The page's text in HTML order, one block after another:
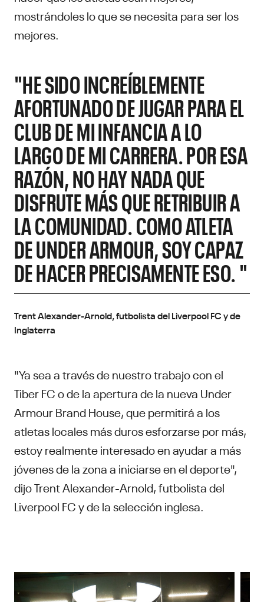
mostrándoles lo que se necesita para ser los
mejores.
"HE SIDO INCREÍBLEMENTE
AFORTUNADO DE JUGAR PARA EL
CLUB DE MI INFANCIA A LO
LARGO DE MI CARRERA. POR ESA
RAZÓN, NO HAY NADA QUE
DISFRUTE MÁS QUE RETRIBUIR A
LA COMUNIDAD. COMO ATLETA
DE UNDER ARMOUR, SOY CAPAZ
DE HACER PRECISAMENTE ESO. "
Trent Alexander-Arnold, futbolista del Liverpool FC y de
Inglaterra
"Ya sea a través de nuestro trabajo con el
Tiber FC o de la apertura de la nueva Under
Armour Brand House, que permitirá a los
atletas locales más duros esforzarse por más,
estoy realmente interesado en ayudar a más
jóvenes de la zona a iniciarse en el deporte",
dijo Trent Alexander-Arnold, futbolista del
Liverpool FC y de la selección inglesa.